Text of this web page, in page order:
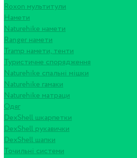
Roxon мультитули
Намети
Naturehike намети
Ranger намети
Tramp намети, тенти
Туристичне спорядження
Naturehike спальні мішки
Naturehike гамаки
Naturehike матраци
Одяг
DexShell шкарпетки
DexShell рукавички
DexShell шапки
Точильні системи